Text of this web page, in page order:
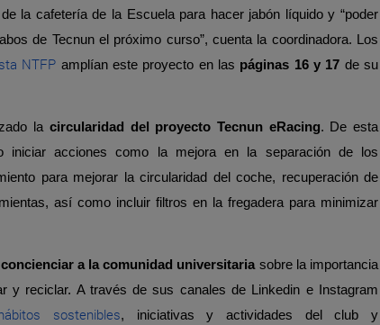
la cafetería de la Escuela para hacer jabón líquido y “poder
de Tecnun el próximo curso”, cuenta la coordinadora. Los
NTFP amplían este proyecto en las páginas 16 y 17 de su
la circularidad del proyecto Tecnun eRacing. De esta
iniciar acciones como la mejora en la separación de los
para mejorar la circularidad del coche, recuperación de
así como incluir filtros en la fregadera para minimizar
concienciar a la comunidad universitariasobre la importancia
y reciclar. A través de sus canales de Linkedin e Instagram
sostenibles, iniciativas y actividades del club y